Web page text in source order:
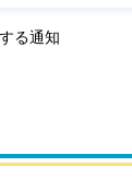
る通知